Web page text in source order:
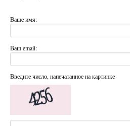
Ваше имя:
Ваш email:
Введите число, напечатанное на картинке